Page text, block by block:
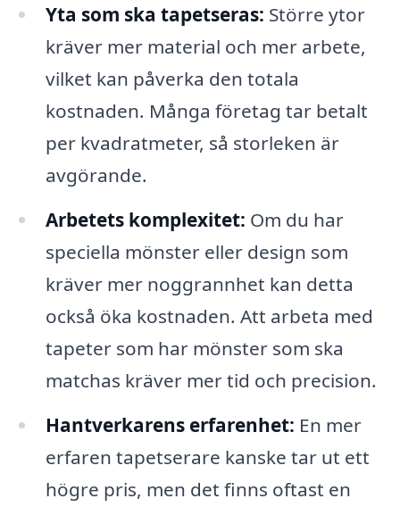
Yta som ska tapetseras: Större ytor
kräver mer material och mer arbete,
vilket kan påverka den totala
kostnaden. Många företag tar betalt
per kvadratmeter, så storleken är
avgörande.
Arbetets komplexitet: Om du har
speciella mönster eller design som
kräver mer noggrannhet kan detta
också öka kostnaden. Att arbeta med
tapeter som har mönster som ska
matchas kräver mer tid och precision.
Hantverkarens erfarenhet: En mer
erfaren tapetserare kanske tar ut ett
högre pris, men det finns oftast en